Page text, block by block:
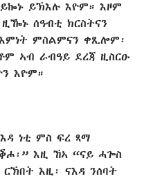
ይኽእሉ እዮም። እዞም
ሰዓብቲ ክርስትናን
ምስልምናን ቀጺሎም፡
ኣብ ራብዓይ ደረጃ ዚስርዑ
እዮም።
ነቲ ምስ ፍረ ጻማ
እዚ ኸኣ “ናይ ሓጐስ
እዚ፡ ናእዳ ንሰባት